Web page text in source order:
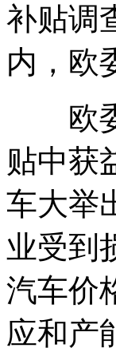
补贴调
内，欧
欧委
贴中获
车大举
业受到
汽车价
应和产